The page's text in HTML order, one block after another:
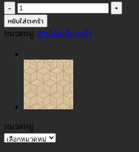
จำนวน
วอลเปเปอร์
ลายไม้
ขาว
เทา
No.88512-
ชิ้น
หยิบใส่ตะกร้า
หมวดหมู่: ลายไม้เหมือนจริง
หมวดหมู่
หมวด